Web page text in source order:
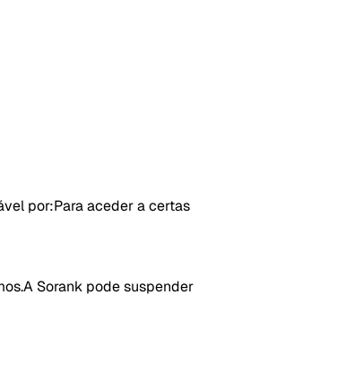
por:Para aceder a certas
A Sorank pode suspender